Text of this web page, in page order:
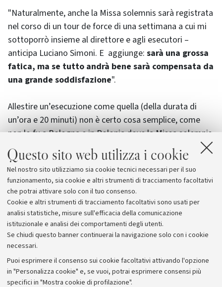
Questo sito web utilizza i cookie
Nel nostro sito utilizziamo sia cookie tecnici necessari per il suo
funzionamento, sia cookie e altri strumenti di tracciamento facoltativi
che potrai attivare solo con il tuo consenso.
Cookie e altri strumenti di tracciamento facoltativi sono usati per
analisi statistiche, misure sull'efficacia della comunicazione
istituzionale e analisi dei comportamenti degli utenti.
Se chiudi questo banner continuerai la navigazione solo con i cookie
necessari.
Puoi esprimere il consenso sui cookie facoltativi attivando l'opzione
in "Personalizza cookie" e, se vuoi, potrai esprimere consensi più
specifici in "Mostra cookie di profilazione".
"Naturalmente, anche la Missa solemnis sarà registrata
nel corso di un tour de force di una settimana a cui mi
sottoporrò insieme al direttore e agli esecutori –
anticipa Luciano Simoni. E aggiunge: sarà una grossa
fatica, ma se tutto andrà bene sarà compensata da
una grande soddisfazione".
Allestire un’esecuzione come quella (della durata di
un’ora e 20 minuti) non è certo cosa semplice, come
non lo fu a Bologna e in Polonia dove la Missa solemnis
fu eseguita nel 1991 in omaggio a
Giovanni Paolo II, a
cui l'opera è dedicata.Alla memoria del Papa Luciano
Simoni ha poi dedicato il "Requiem della
misericordia"uscito inCd in questi giornicon
l'etichetta Inedita (www.ineditacd.com).
Archivio
Comunicati stampa